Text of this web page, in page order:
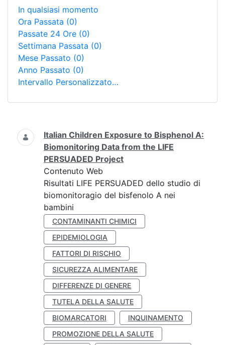
In qualsiasi momento
Ora Passata (0)
Passate 24 Ore (0)
Settimana Passata (0)
Mese Passato (0)
Anno Passato (0)
Intervallo Personalizzato…
Ricerca
Italian Children Exposure to Bisphenol A:
Biomonitoring Data from the LIFE
PERSUADED Project
Contenuto Web
Risultati LIFE PERSUADED dello studio di
biomonitoragio del bisfenolo A nei
bambini
CONTAMINANTI CHIMICI
EPIDEMIOLOGIA
FATTORI DI RISCHIO
SICUREZZA ALIMENTARE
DIFFERENZE DI GENERE
TUTELA DELLA SALUTE
BIOMARCATORI
INQUINAMENTO
PROMOZIONE DELLA SALUTE